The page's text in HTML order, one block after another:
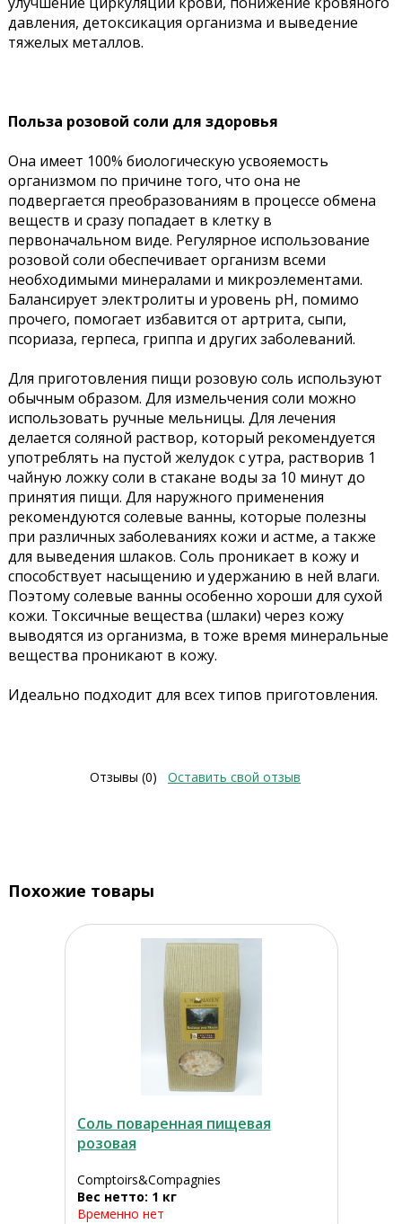
давления, детоксикация организма и выведение
тяжелых металлов.
Польза розовой соли для здоровья
Она имеет 100% биологическую усвояемость
организмом по причине того, что она не
подвергается преобразованиям в процессе обмена
веществ и сразу попадает в клетку в
первоначальном виде. Регулярное использование
розовой соли обеспечивает организм всеми
необходимыми минералами и микроэлементами.
Балансирует электролиты и уровень pH, помимо
прочего, помогает избавится от артрита, сыпи,
псориаза, герпеса, гриппа и других заболеваний.
Для приготовления пищи розовую соль используют
обычным образом. Для измельчения соли можно
использовать ручные мельницы. Для лечения
делается соляной раствор, который рекомендуется
употреблять на пустой желудок с утра, растворив 1
чайную ложку соли в стакане воды за 10 минут до
принятия пищи. Для наружного применения
рекомендуются солевые ванны, которые полезны
при различных заболеваниях кожи и астме, а также
для выведения шлаков. Соль проникает в кожу и
способствует насыщению и удержанию в ней влаги.
Поэтому солевые ванны особенно хороши для сухой
кожи. Токсичные вещества (шлаки) через кожу
выводятся из организма, в тоже время минеральные
вещества проникают в кожу.
Идеально подходит для всех типов приготовления.
Отзывы (0) Оставить свой отзыв
Похожие товары
Соль поваренная пищевая
розовая
Comptoirs&Compagnies
Вес нетто: 1 кг
Временно нет